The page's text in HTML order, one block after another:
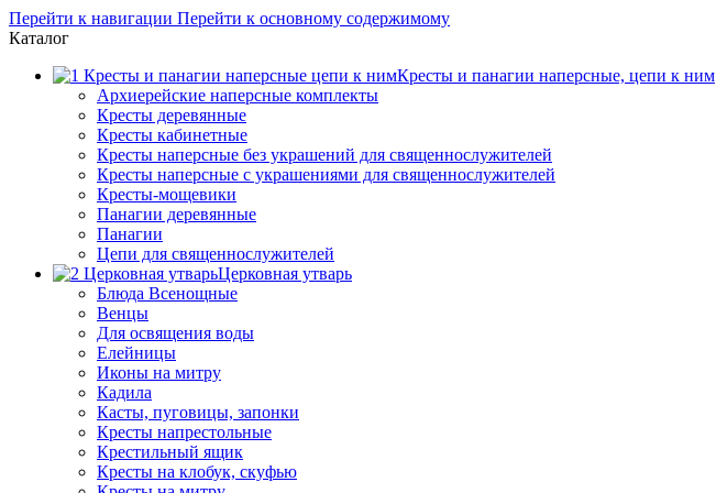
Перейти к навигации Перейти к основному содержимому
Каталог
Кресты и панагии наперсные, цепи к ним
Архиерейские наперсные комплекты
Кресты деревянные
Кресты кабинетные
Кресты наперсные без украшений для священнослужителей
Кресты наперсные с украшениями для священнослужителей
Кресты-мощевики
Панагии деревянные
Панагии
Цепи для священнослужителей
Церковная утварь
Блюда Всенощные
Венцы
Для освящения воды
Елейницы
Иконы на митру
Кадила
Касты, пуговицы, запонки
Кресты напрестольные
Крестильный ящик
Кресты на клобук, скуфью